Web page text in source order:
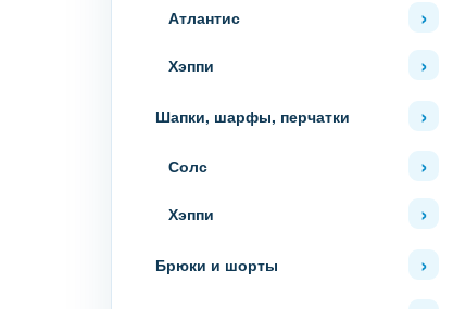
Атлантис
Хэппи
Шапки, шарфы, перчатки
Солс
Хэппи
Брюки и шорты